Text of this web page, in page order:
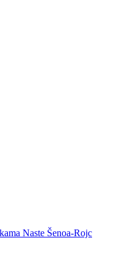
Naste Šenoa-Rojc